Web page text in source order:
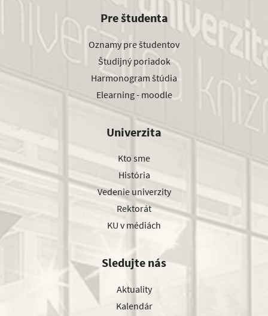
Pre študenta
Oznamy pre študentov
Študijný poriadok
Harmonogram štúdia
Elearning - moodle
Univerzita
Kto sme
História
Vedenie univerzity
Rektorát
KU v médiách
Sledujte nás
Aktuality
Kalendár